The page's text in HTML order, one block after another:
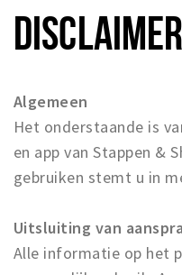
Party pics
Eten
Slapen
Winkels
DISCLAIMER
Algemeen
Het onderstaande is
en app van Stappen &
gebruiken stemt u in
Uitsluiting van
Alle informatie op het